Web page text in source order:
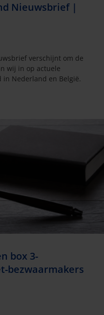
Nieuwsbrief |
verschijnt om de
wij in op actuele
in Nederland en België.
box 3-
bezwaarmakers